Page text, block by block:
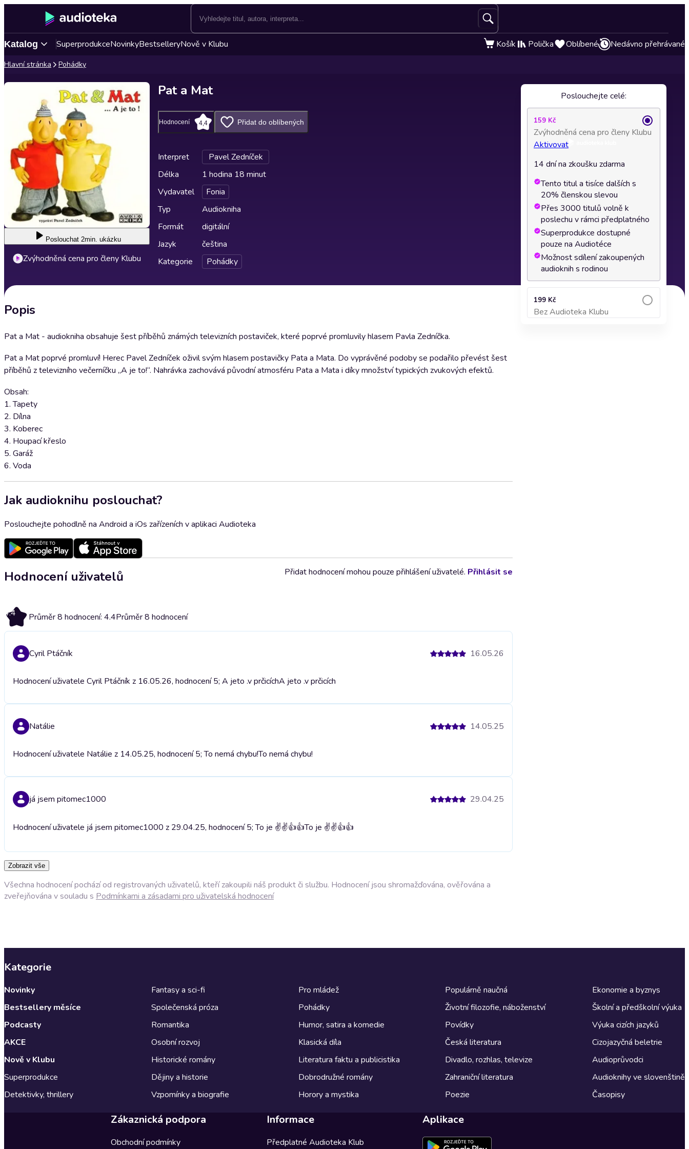
Katalog SuperprodukceNovinkyBestselleryNově v Klubu Košík Polička Oblíbené Nedávno přehrávané
Hlavní stránka Pohádky
Poslouchat 2min. ukázku
Zvýhodněná cena pro členy Klubu
Pat a Mat
Hodnocení 4,4 Přidat do oblíbených
Interpret
Pavel Zedníček
Délka
1 hodina 18 minut
Vydavatel
Fonia
Typ
Audiokniha
Formát
digitální
Jazyk
čeština
Kategorie
Pohádky
Popis
Pat a Mat - audiokniha obsahuje šest příběhů známých televizních postaviček, které poprvé promluvily hlasem Pavla Zedníčka.
Pat a Mat poprvé promluví! Herec Pavel Zedníček oživil svým hlasem postavičky Pata a Mata. Do vyprávěné podoby se podařilo převést šest
příběhů z televizního večerníčku „A je to!“. Nahrávka zachovává původní atmosféru Pata a Mata i díky množství typických zvukových efektů.
Obsah:
1. Tapety
2. Dílna
3. Koberec
4. Houpací křeslo
5. Garáž
6. Voda
Jak audioknihu poslouchat?
Poslouchejte pohodlně na Android a iOs zařízeních v aplikaci Audioteka
Hodnocení uživatelů
4.4 Průměr 8 hodnocení: 4.4Průměr 8 hodnocení
Přidat hodnocení mohou pouze přihlášení uživatelé. Přihlásit se
Cyril Ptáčník 16.05.26
Hodnocení uživatele Cyril Ptáčník z 16.05.26, hodnocení 5; A jeto .v prčicíchA jeto .v prčicích
Natálie 14.05.25
Hodnocení uživatele Natálie z 14.05.25, hodnocení 5; To nemá chybu!To nemá chybu!
já jsem pitomec1000 29.04.25
Hodnocení uživatele já jsem pitomec1000 z 29.04.25, hodnocení 5; To je ✌️✌️👍👍To je ✌️✌️👍👍
Zobrazit vše
Všechna hodnocení pochází od registrovaných uživatelů, kteří zakoupili náš produkt či službu. Hodnocení jsou shromažďována, ověřována a
zveřejňována v souladu s Podmínkami a zásadami pro uživatelská hodnocení
Poslouchejte celé:
159 Kč
Zvýhodněná cena pro členy Klubu
Aktivovat
14 dní na zkoušku zdarma
Tento titul a tisíce dalších s
20% členskou slevou
Přes 3000 titulů volně k
poslechu v rámci předplatného
Superprodukce dostupné
pouze na Audiotéce
Možnost sdílení zakoupených
audioknih s rodinou
199 Kč
Bez Audioteka Klubu
Přidat do košíku
Kategorie
Novinky
Bestsellery měsíce
Podcasty
AKCE
Nově v Klubu
Superprodukce
Detektivky, thrillery
Fantasy a sci-fi
Společenská próza
Romantika
Osobní rozvoj
Historické romány
Dějiny a historie
Vzpomínky a biografie
Pro mládež
Pohádky
Humor, satira a komedie
Klasická díla
Literatura faktu a publicistika
Dobrodružné romány
Horory a mystika
Populárně naučná
Životní filozofie, náboženství
Povídky
Česká literatura
Divadlo, rozhlas, televize
Zahraniční literatura
Poezie
Ekonomie a byznys
Školní a předškolní výuka
Výuka cizích jazyků
Cizojazyčná beletrie
Audioprůvodci
Audioknihy ve slovenštině
Časopisy
Zákaznická podpora
Obchodní podmínky
Informace
Předplatné Audioteka Klub
Aplikace